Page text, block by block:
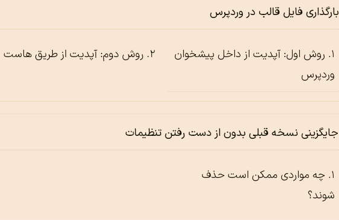
بارگذاری فایل قالب در وردپرس
روش اول: آپدیت از داخل پیشخوان
وردپرس
روش دوم: آپدیت از طریق هاست
جایگزینی نسخه قبلی بدون از دست رفتن تنظیمات
چه مواردی ممکن است حذف
شوند؟